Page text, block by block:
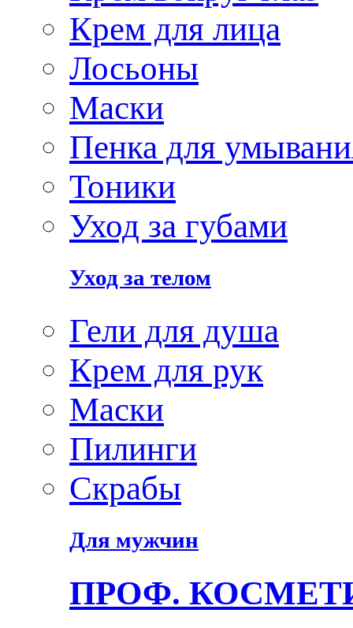
Крем для лица
Лосьоны
Маски
Пенка для
Тоники
Уход за губами
Уход за телом
Гели для душа
Крем для рук
Маски
Пилинги
Скрабы
Для мужчин
ПРОФ.